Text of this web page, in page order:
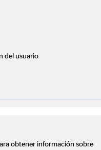
de la página web:
y todos los
la misma (en
como el “Web de
de él se puedan
se detallan en este
en este Aviso Legal
haga uso del Portal de
del mismo o de los
del usuario
obtener información sobre